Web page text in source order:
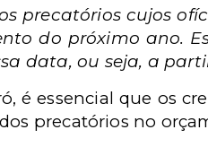
precatórios cujos
do próximo ano.
data, ou seja, a
é essencial que os
precatórios no